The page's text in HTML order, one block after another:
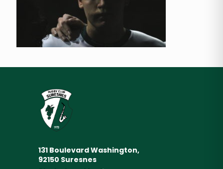
131 Boulevard Washington,
92150 Suresnes